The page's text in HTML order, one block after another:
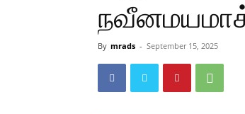
By mrads - September 15, 2025